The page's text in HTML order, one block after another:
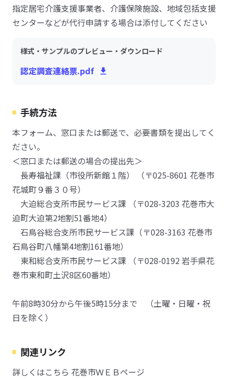
指定居宅介護支援事業者、介護保険施設、地域包括支援
センターなどが代行申請する場合は添付してください
様式・サンプルのプレビュー・ダウンロード
認定調査連絡票.pdf
手続方法
本フォーム、窓口または郵送で、必要書類を提出してく
ださい。
＜窓口または郵送の場合の提出先＞
長寿福祉課（市役所新館１階） （〒025-8601 花巻市
花城町９番３０号）
大迫総合支所市民サービス課 （〒028-3203 花巻市大
迫町大迫第2地割51番地4）
石鳥谷総合支所市民サービス課（〒028-3163 花巻市
石鳥谷町八幡第4地割161番地）
東和総合支所市民サービス課 （〒028-0192 岩手県花
巻市東和町土沢8区60番地）
午前8時30分から午後5時15分まで （土曜・日曜・祝
日を除く）
関連リンク
詳しくはこちら 花巻市ＷＥＢページ